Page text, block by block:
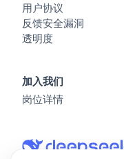
用户协议
反馈安全漏洞
透明度
加入我们
岗位详情